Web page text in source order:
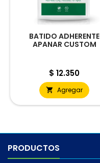
BATIDO ADHERENTE
APANAR CUSTOM
Precio
$ 12.350
 Agregar
PRODUCTOS